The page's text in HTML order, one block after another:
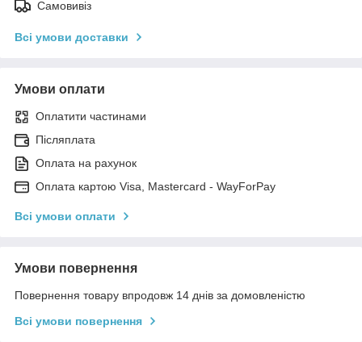
Самовивіз
Всі умови доставки
Умови оплати
Оплатити частинами
Післяплата
Оплата на рахунок
Оплата картою Visa, Mastercard - WayForPay
Всі умови оплати
Умови повернення
Повернення товару впродовж 14 днів за домовленістю
Всі умови повернення